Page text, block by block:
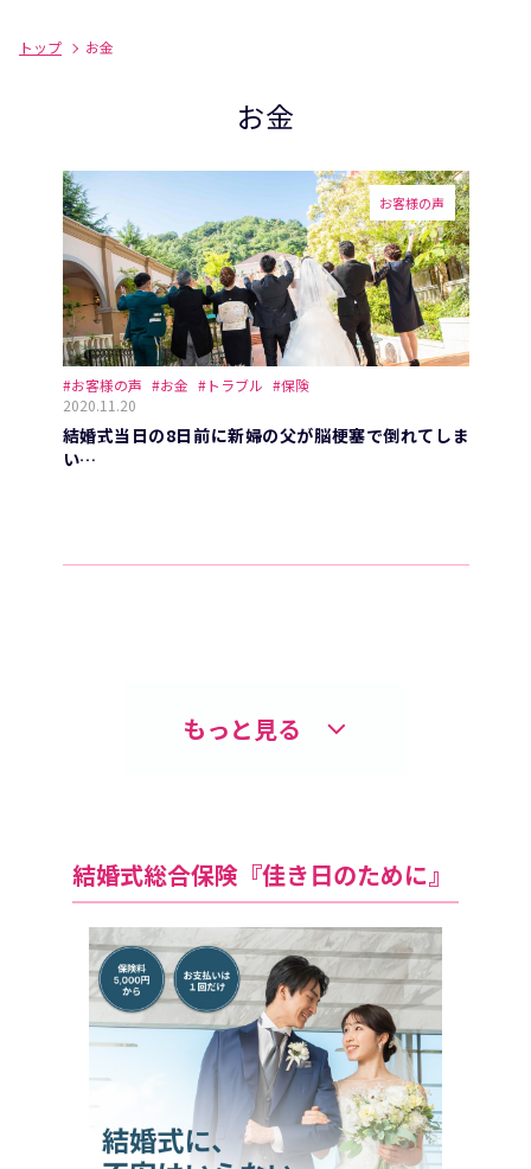
トップ お金
お金
お客様の声
#お客様の声 #お金 #トラブル #保険
2020.11.20
結婚式当日の8日前に新婦の父が脳梗塞で倒れてしま
い…
もっと見る
結婚式総合保険『佳き日のために』